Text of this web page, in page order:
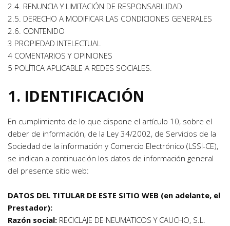
2.4. RENUNCIA Y LIMITACIÓN DE RESPONSABILIDAD
2.5. DERECHO A MODIFICAR LAS CONDICIONES GENERALES
2.6. CONTENIDO
3 PROPIEDAD INTELECTUAL
4 COMENTARIOS Y OPINIONES
5 POLÍTICA APLICABLE A REDES SOCIALES.
1. IDENTIFICACIÓN
En cumplimiento de lo que dispone el artículo 10, sobre el
deber de información, de la Ley 34/2002, de Servicios de la
Sociedad de la información y Comercio Electrónico (LSSI-CE),
se indican a continuación los datos de información general
del presente sitio web:
DATOS DEL TITULAR DE ESTE SITIO WEB (en adelante, el
Prestador):
Razón social: RECICLAJE DE NEUMATICOS Y CAUCHO, S.L.